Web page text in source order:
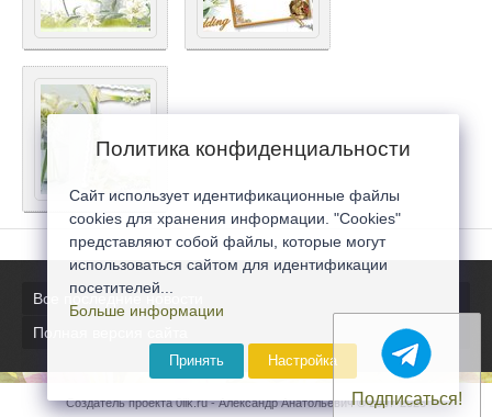
Все последние новости
Полная версия сайта
Создатель проекта 0lik.ru - Александр Анатольевич © 2007-2026
Подписаться!
Политика конфиденциальности
Сайт использует идентификационные файлы
cookies для хранения информации. "Cookies"
представляют собой файлы, которые могут
использоваться сайтом для идентификации
посетителей...
Больше информации
Принять Настройка